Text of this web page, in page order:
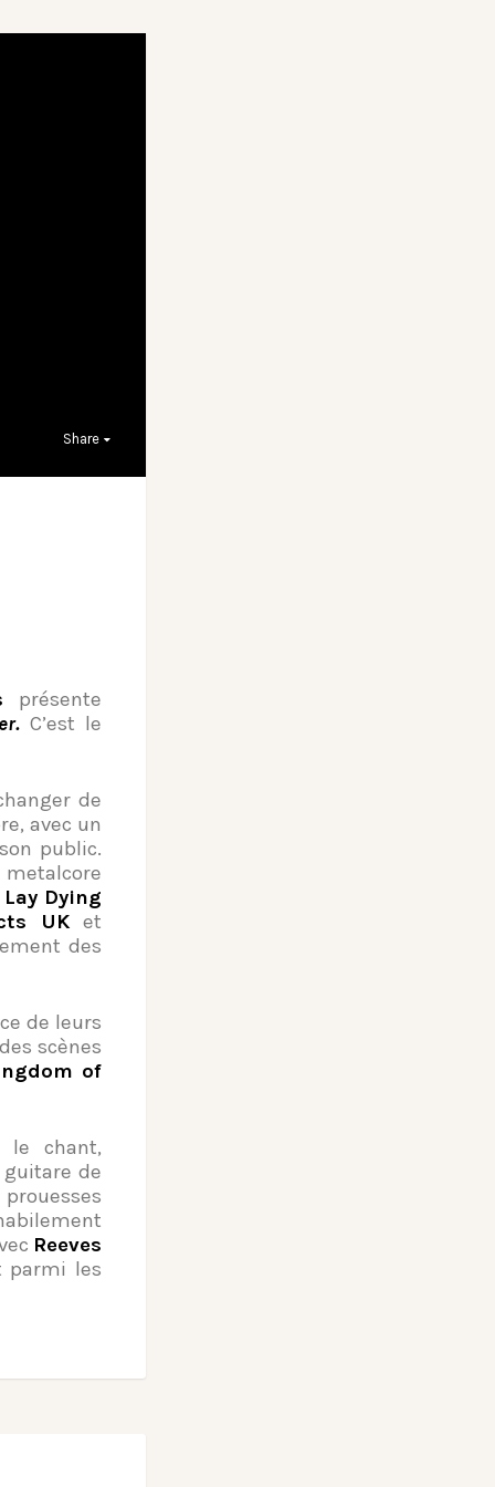
Share
présente
C’est le
de
avec un
public.
Dying
UK et
des
de leurs
scènes
of
chant,
de
Reeves
parmi les